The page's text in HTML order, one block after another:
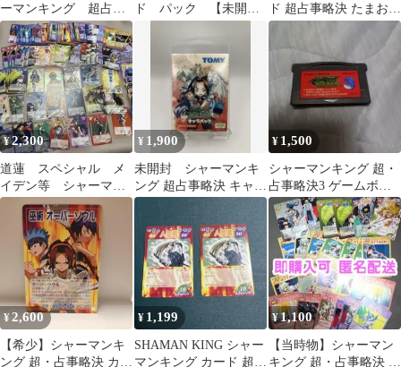
ーマンキング 超占事
略決 EX2 スペシャル
レア まとめ売り
ド パック 【未開
ド 超占事略決 たまおセ
ット
¥2,300
道蓮 スペシャル メ
イデン等 シャーマン
キング 超占事略決
まとめ売り 220枚
¥ 1,900
未開封 シャーマンキ
ング 超占事略決 キャラ
パック 玉村たまお
¥ 1,500
シャーマンキング 超・
占事略決3 ゲームボー
イアドバンス
¥2,600
【希少】シャーマンキ
ング 超・占事略決 カー
¥ 1,199
SHAMAN KING シャー
マンキング カード 超・
¥1,100
【当時物】シャーマン
キング 超・占事略決 ま